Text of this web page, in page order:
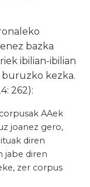
bazka
ibilian-ibilian
kezka.
262):
AAek
joanez gero,
diren
jabe diren
zer corpus